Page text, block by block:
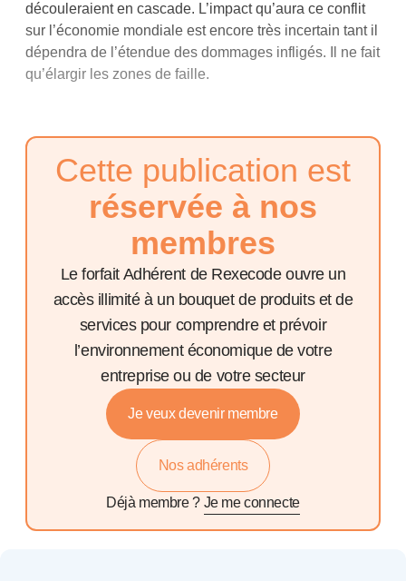
découleraient en cascade. L’impact qu’aura ce conflit
sur l’économie mondiale est encore très incertain tant il
dépendra de l’étendue des dommages infligés. Il ne fait
qu’élargir les zones de faille.
Cette publication est
réservée à nos
membres
Le forfait Adhérent de Rexecode ouvre un
accès illimité à un bouquet de produits et de
services pour comprendre et prévoir
l’environnement économique de votre
entreprise ou de votre secteur
Je veux devenir membre
Nos adhérents
Déjà membre ? Je me connecte